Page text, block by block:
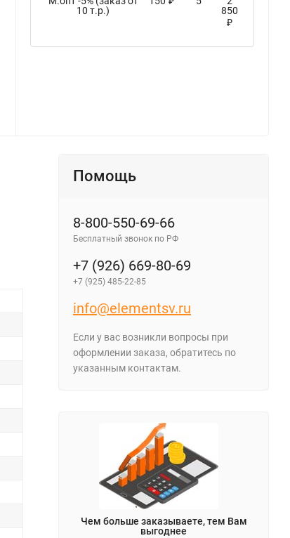
10 т.р.)
850
₽
Помощь
8-800-550-69-66
Бесплатный звонок по РФ
+7 (926) 669-80-69
+7 (925) 485-22-85
info@elementsv.ru
Если у вас возникли вопросы при
оформлении заказа, обратитесь по
указанным контактам.
Чем больше заказываете, тем Вам
выгоднее